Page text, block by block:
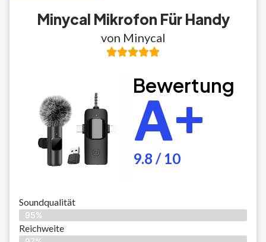
Minycal Mikrofon Für Handy
von Minycal
Bewertung
A+
9.8 / 10
Soundqualität
95%
Reichweite